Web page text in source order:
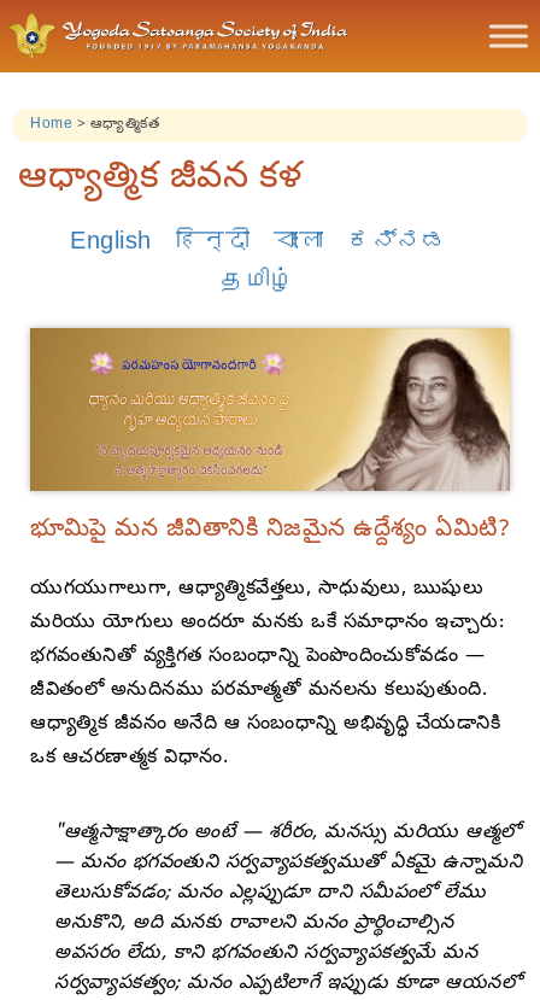
Home > ఆధ్యాత్మికత
ఆధ్యాత్మిక జీవన కళ
English हिन्दी বাংলা
ಕನ್ನಡ
தமிழ்
భూమిపై మన జీవితానికి నిజమైన ఉద్దేశ్యం ఏమిటి?
యుగయుగాలుగా, ఆధ్యాత్మికవేత్తలు, సాధువులు, ఋషులు
మరియు యోగులు అందరూ మనకు ఒకే సమాధానం ఇచ్చారు:
భగవంతునితో వ్యక్తిగత సంబంధాన్ని పెంపొందించుకోవడం —
జీవితంలో అనుదినము పరమాత్మతో మనలను కలుపుతుంది.
ఆధ్యాత్మిక జీవనం అనేది ఆ సంబంధాన్ని అభివృద్ధి చేయడానికి
ఒక ఆచరణాత్మక విధానం.
"ఆత్మసాక్షాత్కారం అంటే — శరీరం, మనస్సు మరియు ఆత్మలో
— మనం భగవంతుని సర్వవ్యాపకత్వముతో ఏకమై ఉన్నామని
తెలుసుకోవడం; మనం ఎల్లప్పుడూ దాని సమీపంలో లేము
అనుకొని, అది మనకు రావాలని మనం ప్రార్థించాల్సిన
అవసరం లేదు, కాని భగవంతుని సర్వవ్యాపకత్వమే మన
సర్వవ్యాపకత్వం; మనం ఎప్పటిలాగే ఇప్పుడు కూడా ఆయనలో